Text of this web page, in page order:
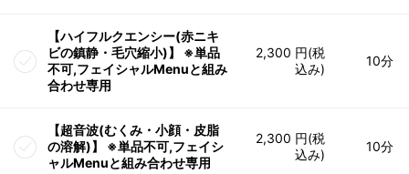
【ハイフルクエンシー(赤ニキ
ビの鎮静・毛穴縮小)】 ※単品
不可,フェイシャルMenuと組み
合わせ専用
2,300 円(税
込み)
10分
【超音波(むくみ・小顔・皮脂
の溶解)】 ※単品不可,フェイシ
ャルMenuと組み合わせ専用
2,300 円(税
込み)
10分